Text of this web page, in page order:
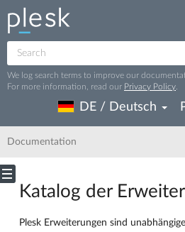
We log search terms to improve our
For more information, read our Privacy Policy
DE / Deutsch
Documentation
Katalog der
Plesk Erweiterungen sind